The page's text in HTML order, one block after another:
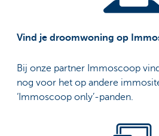
Vind je droomwoning op
Bij onze partner Immoscoop
nog voor het op andere
‘Immoscoop only’-panden.